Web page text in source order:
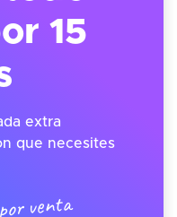
15
extra
que necesites